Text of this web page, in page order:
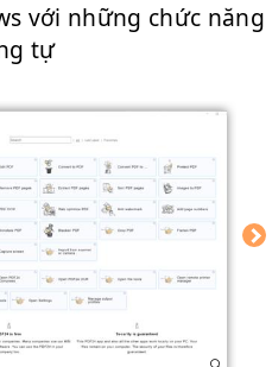
với những chức năng
tự